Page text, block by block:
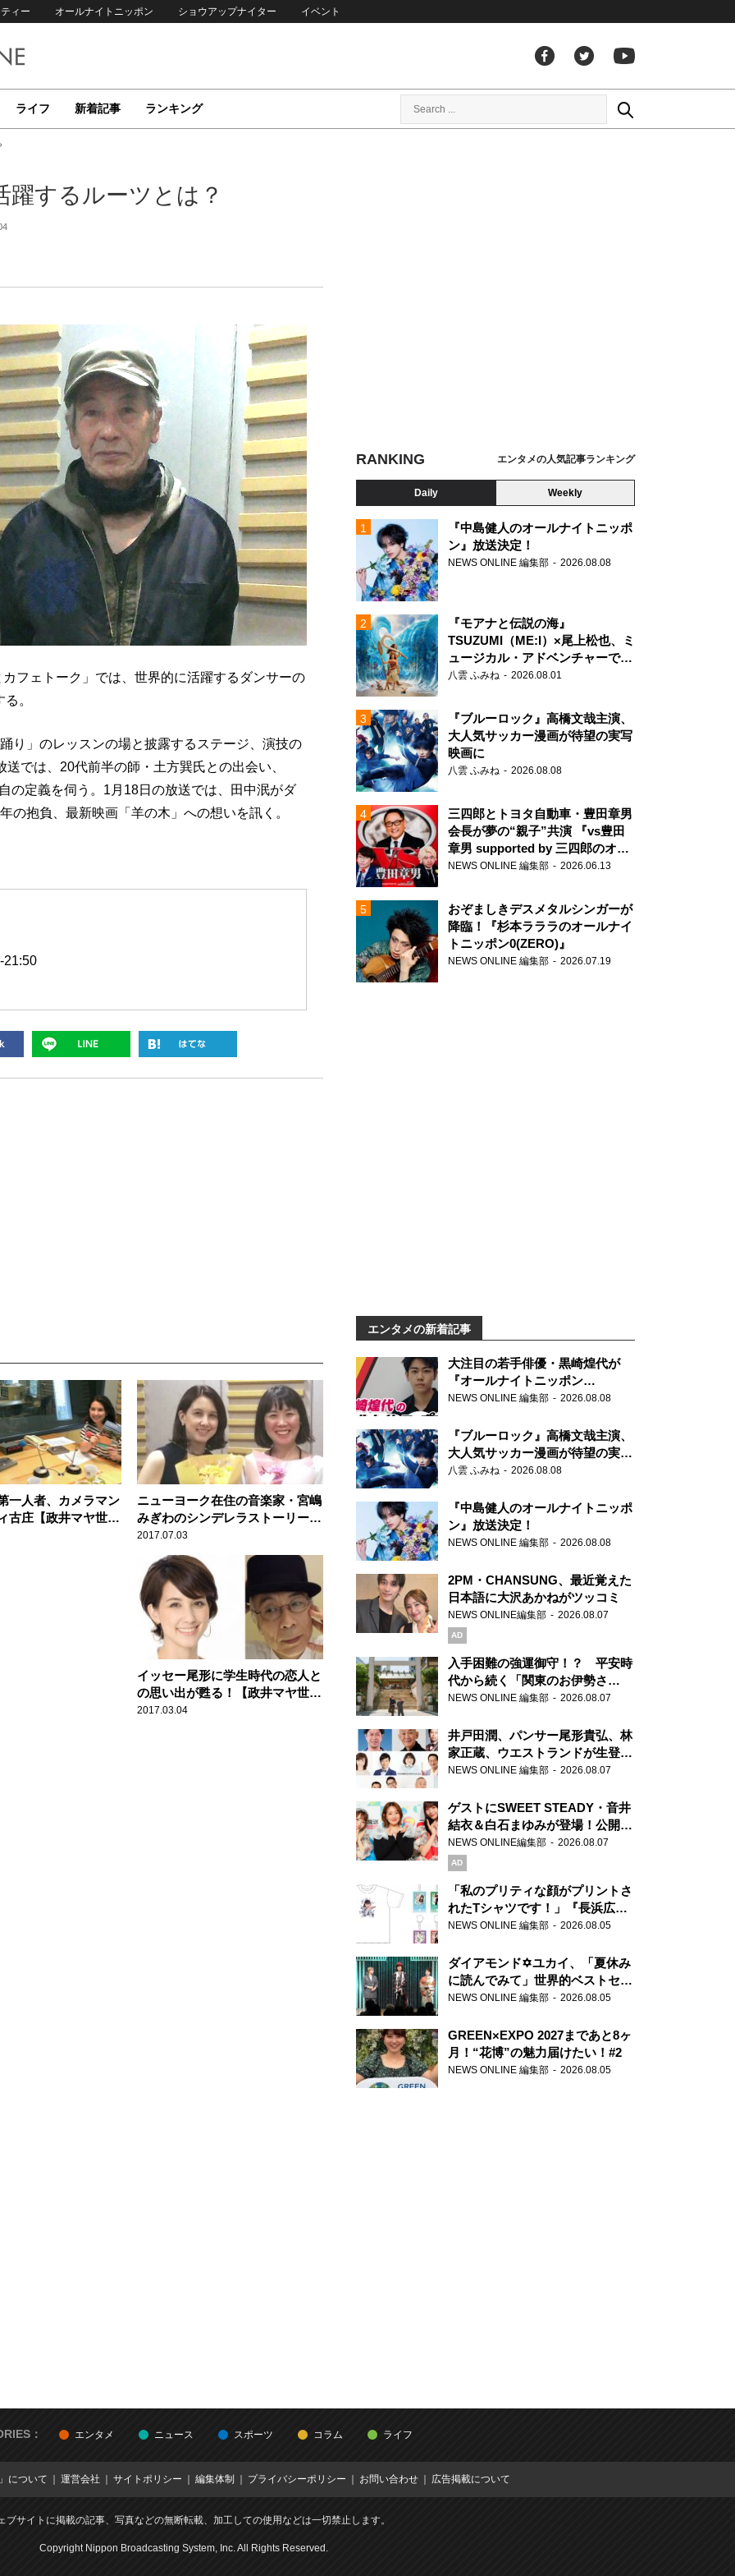
ィー オールナイトニッポン ショウアップナイター イベント
ライフ 新着記事 ランキング
するルーツとは？
フェトーク」では、世界的に活躍するダンサーの
。
り」のレッスンの場と披露するステージ、演技の
では、20代前半の師・土方巽氏との出会い、
の定義を伺う。1月18日の放送では、田中泯がダ
の抱負、最新映画「羊の木」への想いを訊く。
21:50
一人者、カメラマン
古庄【政井マヤ世界
ニューヨーク在住の音楽家・宮嶋
みぎわのシンデレラストーリー
【政井マヤ世界ぐるっとカフェト
ーク】
2017.07.03
イッセー尾形に学生時代の恋人と
の思い出が甦る！【政井マヤ世界
ぐるっとカフェトーク】
2017.03.04
RANKING エンタメの人気記事ランキング
Daily Weekly
『中島健人のオールナイトニッポ
ン』放送決定！
NEWS ONLINE 編集部 2026.08.08
『モアナと伝説の海』
TSUZUMI（ME:I）×尾上松也、ミ
ュージカル・アドベンチャーで美
声を響かせる
八雲 ふみね 2026.08.01
『ブルーロック』高橋文哉主演、
大人気サッカー漫画が待望の実写
映画に
八雲 ふみね 2026.08.08
三四郎とトヨタ自動車・豊田章男
会長が夢の“親子”共演 『vs豊田
章男 supported by 三四郎のオー
ルナイトニッポン0(ZERO)』
NEWS ONLINE 編集部 2026.06.13
おぞましきデスメタルシンガーが
降臨！『杉本ラララのオールナイ
トニッポン0(ZERO)』
NEWS ONLINE 編集部 2026.07.19
エンタメの新着記事
大注目の若手俳優・黒崎煌代が
『オールナイトニッポン
0(ZERO)』に初登場「今からとて
NEWS ONLINE 編集部 2026.08.08
『ブルーロック』高橋文哉主演、
大人気サッカー漫画が待望の実写
映画に
八雲 ふみね 2026.08.08
『中島健人のオールナイトニッポ
ン』放送決定！
NEWS ONLINE 編集部 2026.08.08
2PM・CHANSUNG、最近覚えた
日本語に大沢あかねがツッコミ
NEWS ONLINE編集部 2026.08.07
AD
入手困難の強運御守！？ 平安時
代から続く「関東のお伊勢さ
ま」、芝大神宮にてランパンプス
NEWS ONLINE 編集部 2026.08.07
井戸田潤、パンサー尾形貴弘、林
家正蔵、ウエストランドが生登
場！『ラジオビバリー昼ズ』
NEWS ONLINE 編集部 2026.08.07
ゲストにSWEET STEADY・音井
結衣＆白石まゆみが登場！公開収
録で素顔全開！
NEWS ONLINE編集部 2026.08.07
AD
「私のプリティな顔がプリントさ
れたTシャツです！」『長浜広奈
天下無双』初の番組グッズ発売
NEWS ONLINE 編集部 2026.08.05
ダイアモンド✡ユカイ、「夏休み
に読んでみて」世界的ベストセラ
ー『アナスタシア』を紹介
NEWS ONLINE 編集部 2026.08.05
GREEN×EXPO 2027まであと8ヶ
月！“花博”の魅力届けたい！#2
NEWS ONLINE 編集部 2026.08.05
： エンタメ ニュース スポーツ コラム ライフ
について 運営会社 サイトポリシー 編集体制 プライバシーポリシー お問い合わせ 広告掲載について
ブサイトに掲載の記事、写真などの無断転載、加工しての使用などは一切禁止します。
Copyright Nippon Broadcasting System, Inc. All Rights Reserved.